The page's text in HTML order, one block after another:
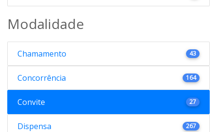
Modalidade
Chamamento 43
Concorrência 164
Convite 27
Dispensa 267